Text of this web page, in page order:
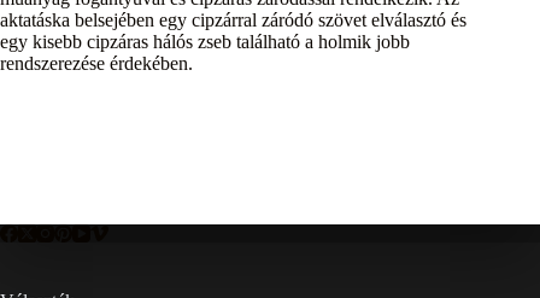
aktatáska belsejében egy cipzárral záródó szövet elválasztó és
egy kisebb cipzáras hálós zseb található a holmik jobb
rendszerezése érdekében.